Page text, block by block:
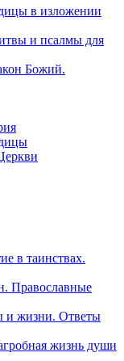
в изложении
и псалмы для
Божий.
в таинствах.
Православные
и жизни. Ответы
жизнь души